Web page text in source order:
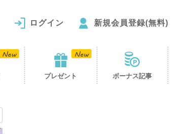
ログイン 新規会員登録(無料)
プレゼント ボーナス記事